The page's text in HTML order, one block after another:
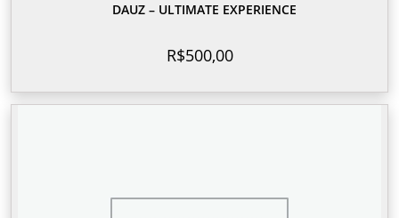
DAUZ – ULTIMATE EXPERIENCE
R$500,00